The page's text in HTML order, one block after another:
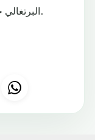
البرتغالي جوزيه مورينيو الذي حقق معه بداية طيبة.